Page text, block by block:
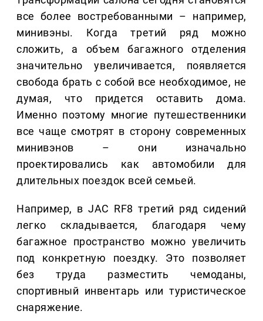
все более востребованными – например,
минивэны. Когда третий ряд можно
сложить, а объем багажного отделения
значительно увеличивается, появляется
свобода брать с собой все необходимое, не
думая, что придется оставить дома.
Именно поэтому многие путешественники
все чаще смотрят в сторону современных
минивэнов – они изначально
проектировались как автомобили для
длительных поездок всей семьей.
Например, в JAC RF8 третий ряд сидений
легко складывается, благодаря чему
багажное пространство можно увеличить
под конкретную поездку. Это позволяет
без труда разместить чемоданы,
спортивный инвентарь или туристическое
снаряжение.